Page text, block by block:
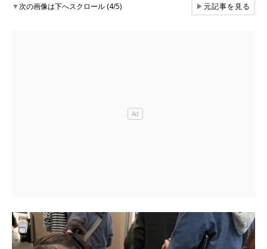
▼次の画像は下へスクロール (4/5) ▶元記事を見る